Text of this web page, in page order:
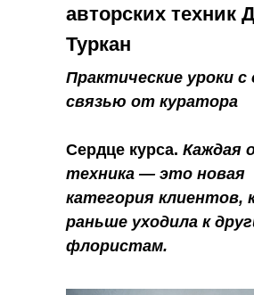
авторских техник
Туркан
Практические уроки
связью от куратора
Сердце курса. Каждая
техника — это новая
категория клиентов,
раньше уходила к
флористам.